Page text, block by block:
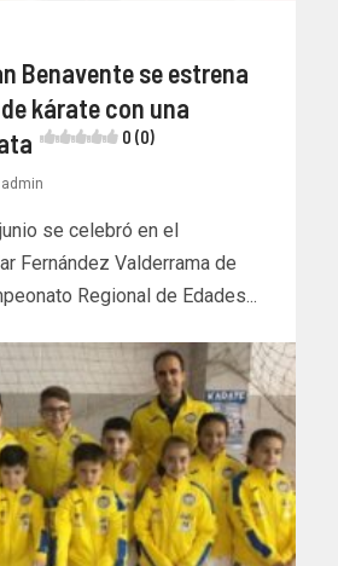
Benavente se estrena
kárate con una
0 (0)
admin
se celebró en el
Fernández Valderrama de
Regional de Edades...